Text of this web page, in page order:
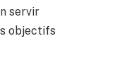
servir
objectifs